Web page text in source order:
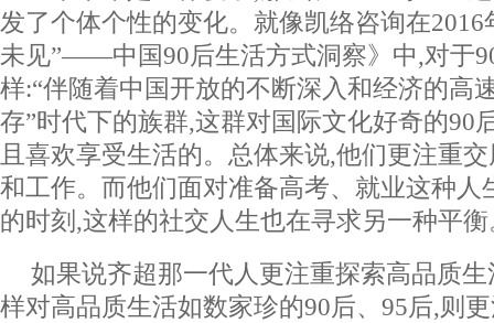
发了个体个性的变化。就像凯络咨询在2016
未见”——中国90后生活方式洞察》中,对于
样:“伴随着中国开放的不断深入和经济的高
存”时代下的族群,这群对国际文化好奇的90
且喜欢享受生活的。总体来说,他们更注重
和工作。而他们面对准备高考、就业这种人
的时刻,这样的社交人生也在寻求另一种平衡
如果说齐超那一代人更注重探索高品质
样对高品质生活如数家珍的90后、95后,则